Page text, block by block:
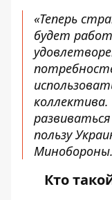
«Теперь
будет
пользу
Минобороны.
Кто